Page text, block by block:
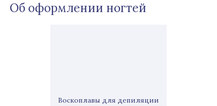
Об оформлении ногтей
Воскоплавы для депиляции